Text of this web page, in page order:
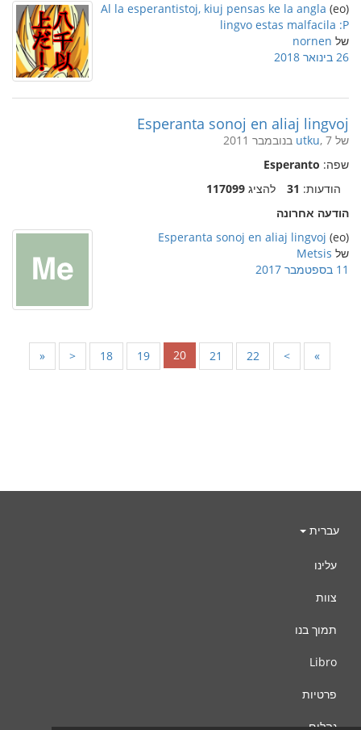
(eo)
Al la esperantistoj, kiuj pensas ke la angla
lingvo estas malfacila :P
של nornen
26 בינואר 2018
Esperanta sonoj en aliaj lingvoj
של utku, 7 בנובמבר 2011
שפה: Esperanto
הודעות: 31 להציג 117099
הודעה אחרונה
(eo)
Esperanta sonoj en aliaj lingvoj
של Metsis
11 בספטמבר 2017
« < 18 19 20 21 22 > »
עברית
עלינו
צוות
תמוך בנו
Libro
פרטיות
נהלים